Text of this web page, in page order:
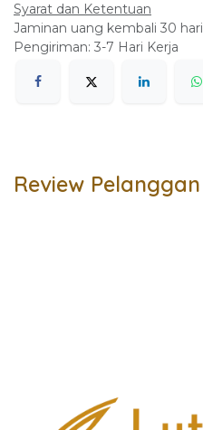
Syarat dan Ketentuan
Jaminan uang kembali 30 hari
Pengiriman: 3-7 Hari Kerja
Review Pelanggan